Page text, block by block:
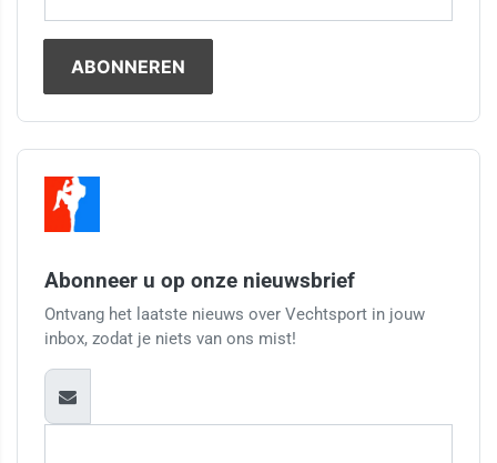
Abonneer u op onze nieuwsbrief
Ontvang het laatste nieuws over Vechtsport in jouw
inbox, zodat je niets van ons mist!